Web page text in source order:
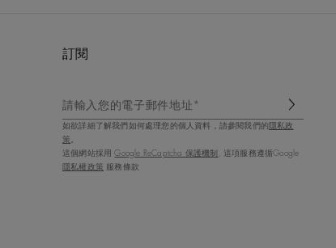
訂閱
請輸入您的電子郵件地址*
如欲詳細了解我們如何處理您的個人資料，請參閱我們的 隱私政
策 。
這個網站採用Google ReCaptcha 保護機制 , 這項服務遵循Google
隱私權政策 服務條款